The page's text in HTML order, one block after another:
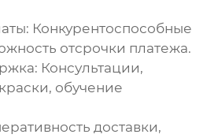
Конкурентоспособные
отсрочки платежа.
Консультации,
обучение
доставки,